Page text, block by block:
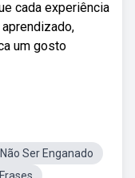
cada experiência
um gosto
Ser Enganado